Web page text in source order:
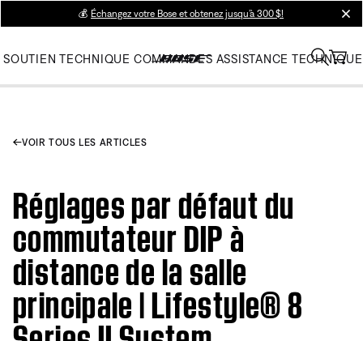
💰 Échangez votre Bose et obtenez jusqu’à 300 $!
SOUTIEN TECHNIQUE COMMANDES ASSISTANCE TECHNIQUE
VOIR TOUS LES ARTICLES
Réglages par défaut du
commutateur DIP à
distance de la salle
principale | Lifestyle® 8